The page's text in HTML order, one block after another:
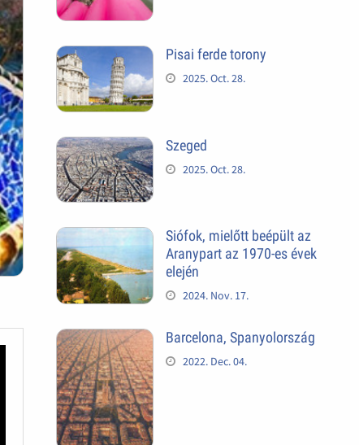
Pisai ferde torony
2025. Oct. 28.
Szeged
2025. Oct. 28.
Siófok, mielőtt beépült az
Aranypart az 1970-es évek
elején
2024. Nov. 17.
Barcelona, Spanyolország
2022. Dec. 04.